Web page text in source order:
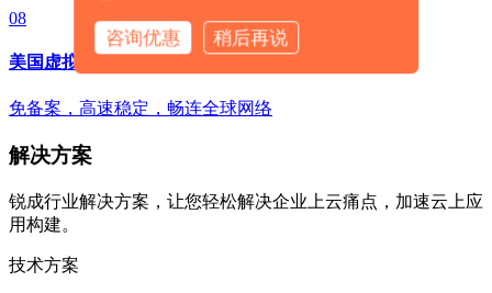
08
美国虚拟主机
免备案，高速稳定，畅连全球网络
解决方案
锐成行业解决方案，让您轻松解决企业上云痛点，加速云上应
用构建。
技术方案
咨询优惠 稍后再说